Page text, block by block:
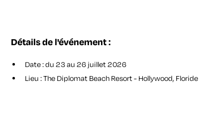
Détails de l'événement :
Date : du 23 au 26 juillet 2026
Lieu : The Diplomat Beach Resort - Hollywood, Floride